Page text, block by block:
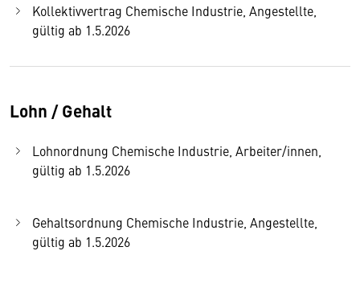
Kollektivvertrag Chemische Industrie, Angestellte,
gültig ab 1.5.2026
Lohn / Gehalt
Lohnordnung Chemische Industrie, Arbeiter/innen,
gültig ab 1.5.2026
Gehaltsordnung Chemische Industrie, Angestellte,
gültig ab 1.5.2026